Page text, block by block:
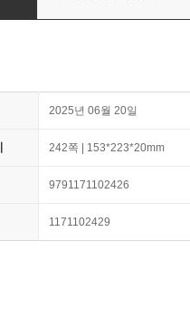
2025년 06월 20일
242쪽 | 153*223*20mm
9791171102426
1171102429